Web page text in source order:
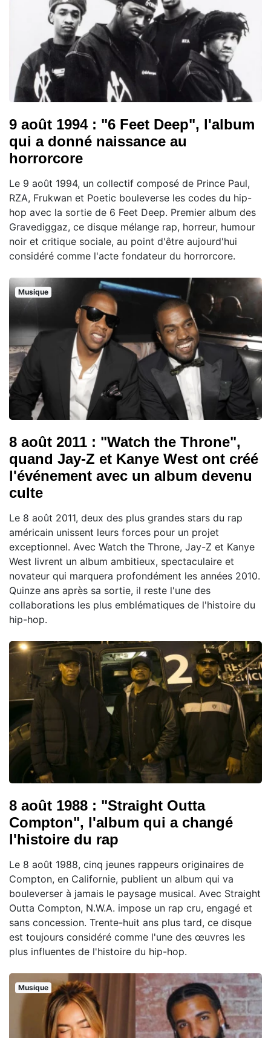
9 août 1994 : "6 Feet Deep", l'album
qui a donné naissance au
horrorcore
Le 9 août 1994, un collectif composé de Prince Paul,
RZA, Frukwan et Poetic bouleverse les codes du hip-
hop avec la sortie de 6 Feet Deep. Premier album des
Gravediggaz, ce disque mélange rap, horreur, humour
noir et critique sociale, au point d'être aujourd'hui
considéré comme l'acte fondateur du horrorcore.
Musique
8 août 2011 : "Watch the Throne",
quand Jay-Z et Kanye West ont créé
l'événement avec un album devenu
culte
Le 8 août 2011, deux des plus grandes stars du rap
américain unissent leurs forces pour un projet
exceptionnel. Avec Watch the Throne, Jay-Z et Kanye
West livrent un album ambitieux, spectaculaire et
novateur qui marquera profondément les années 2010.
Quinze ans après sa sortie, il reste l'une des
collaborations les plus emblématiques de l'histoire du
hip-hop.
8 août 1988 : "Straight Outta
Compton", l'album qui a changé
l'histoire du rap
Le 8 août 1988, cinq jeunes rappeurs originaires de
Compton, en Californie, publient un album qui va
bouleverser à jamais le paysage musical. Avec Straight
Outta Compton, N.W.A. impose un rap cru, engagé et
sans concession. Trente-huit ans plus tard, ce disque
est toujours considéré comme l'une des œuvres les
plus influentes de l'histoire du hip-hop.
Musique